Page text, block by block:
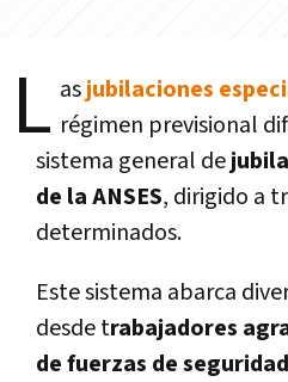
L asjubilaciones
régimen previsional
sistema general de
de la ANSES, dirigido a
determinados.
Este sistema abarca
desde trabajadores
de fuerzas de seguridad